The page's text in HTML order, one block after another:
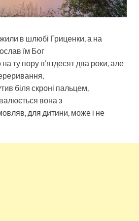
в шлюбі Гриценки, а на
їм Бог
ту пору п’ятдесят два роки, але
біля скроні пальцем,
вона з
для дитини, може і не